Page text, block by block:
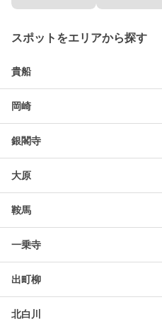
スポットをエリアから探す
貴船
岡崎
銀閣寺
大原
鞍馬
一乗寺
出町柳
北白川